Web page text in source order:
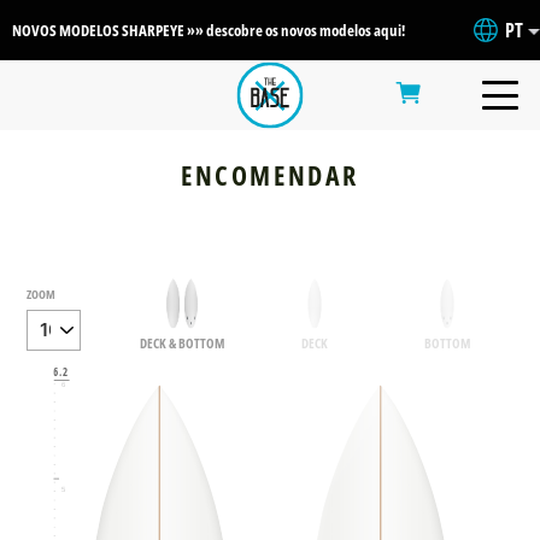
NOVOS MODELOS SHARPEYE »» descobre os novos modelos aqui! PT
ENCOMENDAR
ZOOM
DECK & BOTTOM DECK BOTTOM
6.2
5
6